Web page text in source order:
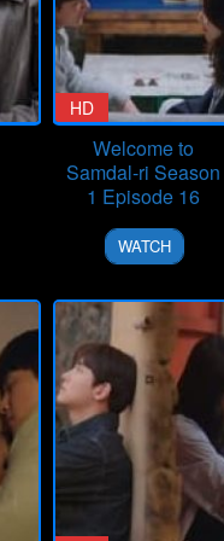
HD
Welcome to
Samdal-ri Season
1 Episode 16
21
Jan
WATCH